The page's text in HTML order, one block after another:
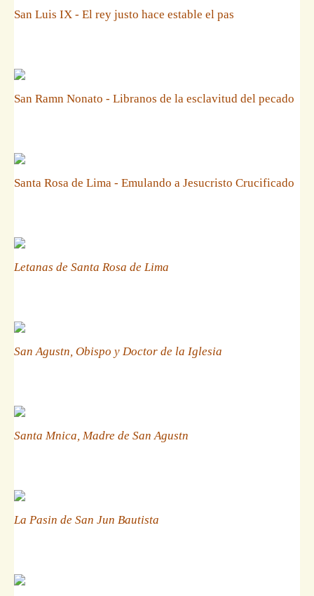
San Luis IX - El rey justo hace estable el pas
San Ramn Nonato - Libranos de la esclavitud del pecado
Santa Rosa de Lima - Emulando a Jesucristo Crucificado
Letanas de Santa Rosa de Lima
San Agustn, Obispo y Doctor de la Iglesia
Santa Mnica, Madre de San Agustn
La Pasin de San Jun Bautista